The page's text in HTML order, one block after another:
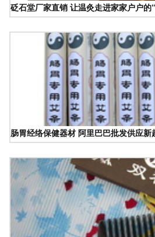
砭石堂厂家直销 让温灸走进家家户户的
肠胃经络保健器材 阿里巴巴批发供应新